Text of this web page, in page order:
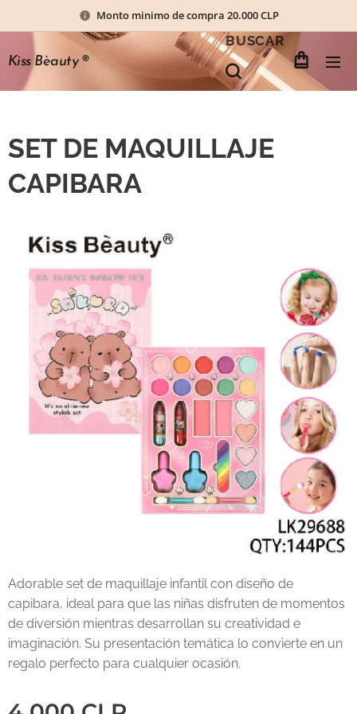
Monto minimo de compra 20.000 CLP
Kiss Bèauty®
BUSCAR
SET DE MAQUILLAJE
CAPIBARA
Adorable set de maquillaje infantil con diseño de
capibara, ideal para que las niñas disfruten de momentos
de diversión mientras desarrollan su creatividad e
imaginación. Su presentación temática lo convierte en un
regalo perfecto para cualquier ocasión.